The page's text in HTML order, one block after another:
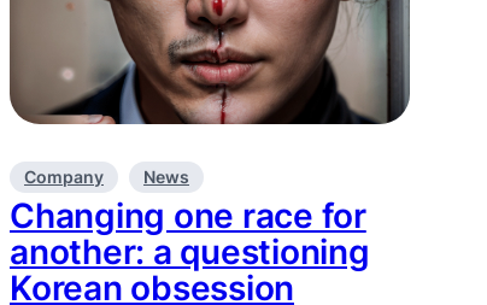
Company News
Changing one race for
another: a questioning
Korean obsession